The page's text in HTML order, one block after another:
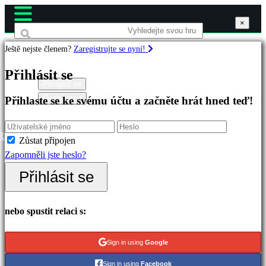
Hry
Doporučené
Nové
verze
Hrát
zdarma
Strategické
Registrovat
×
Ještě nejste členem? Zaregistrujte se nyní!
Přihlásit se
Přihlaste se ke svému účtu a začněte hrát hned teď!
Zůstat připojen
Zapomněli jste heslo?
Přihlásit se
nebo spustit relaci s:
Sign in using Google
Sign in using Facebook
×
×